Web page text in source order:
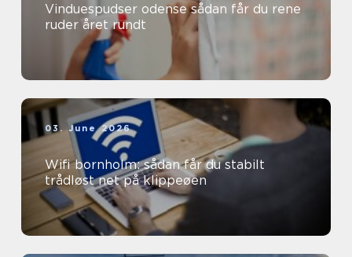
Vinduespudser odense sådan får du rene
ruder året rundt
03. June 2026
Wifi bornholm: sådan får du stabilt
trådløst net på klippeøen